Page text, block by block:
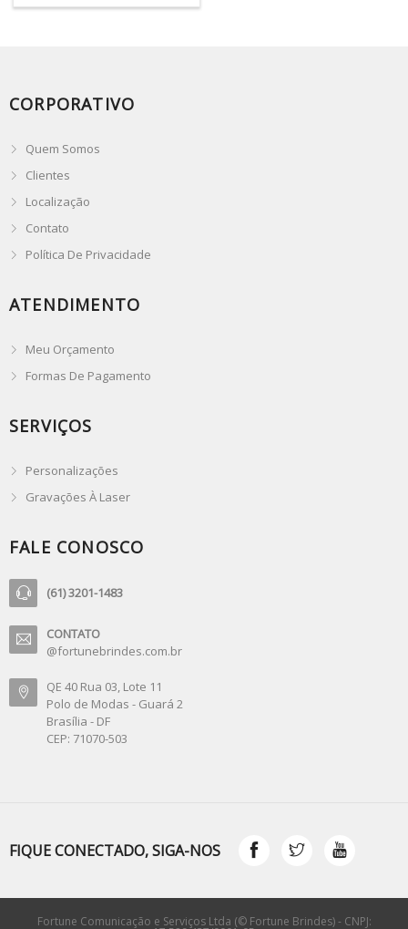
CORPORATIVO
Quem Somos
Clientes
Localização
Contato
Política De Privacidade
ATENDIMENTO
Meu Orçamento
Formas De Pagamento
SERVIÇOS
Personalizações
Gravações À Laser
FALE CONOSCO
(61) 3201-1483
CONTATO
@fortunebrindes.com.br
QE 40 Rua 03, Lote 11
Polo de Modas - Guará 2
Brasília - DF
CEP: 71070-503
FIQUE CONECTADO, SIGA-NOS
Fortune Comunicação e Serviços Ltda (© Fortune Brindes) - CNPJ: